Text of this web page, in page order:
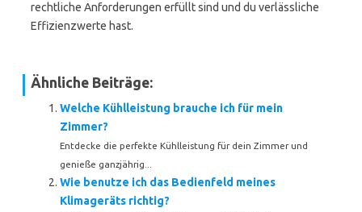
rechtliche Anforderungen erfüllt sind und du verlässliche
Effizienzwerte hast.
Ähnliche Beiträge:
Welche Kühlleistung brauche ich für mein
Zimmer?
Entdecke die perfekte Kühlleistung für dein Zimmer und
genieße ganzjährig...
Wie benutze ich das Bedienfeld meines
Klimageräts richtig?